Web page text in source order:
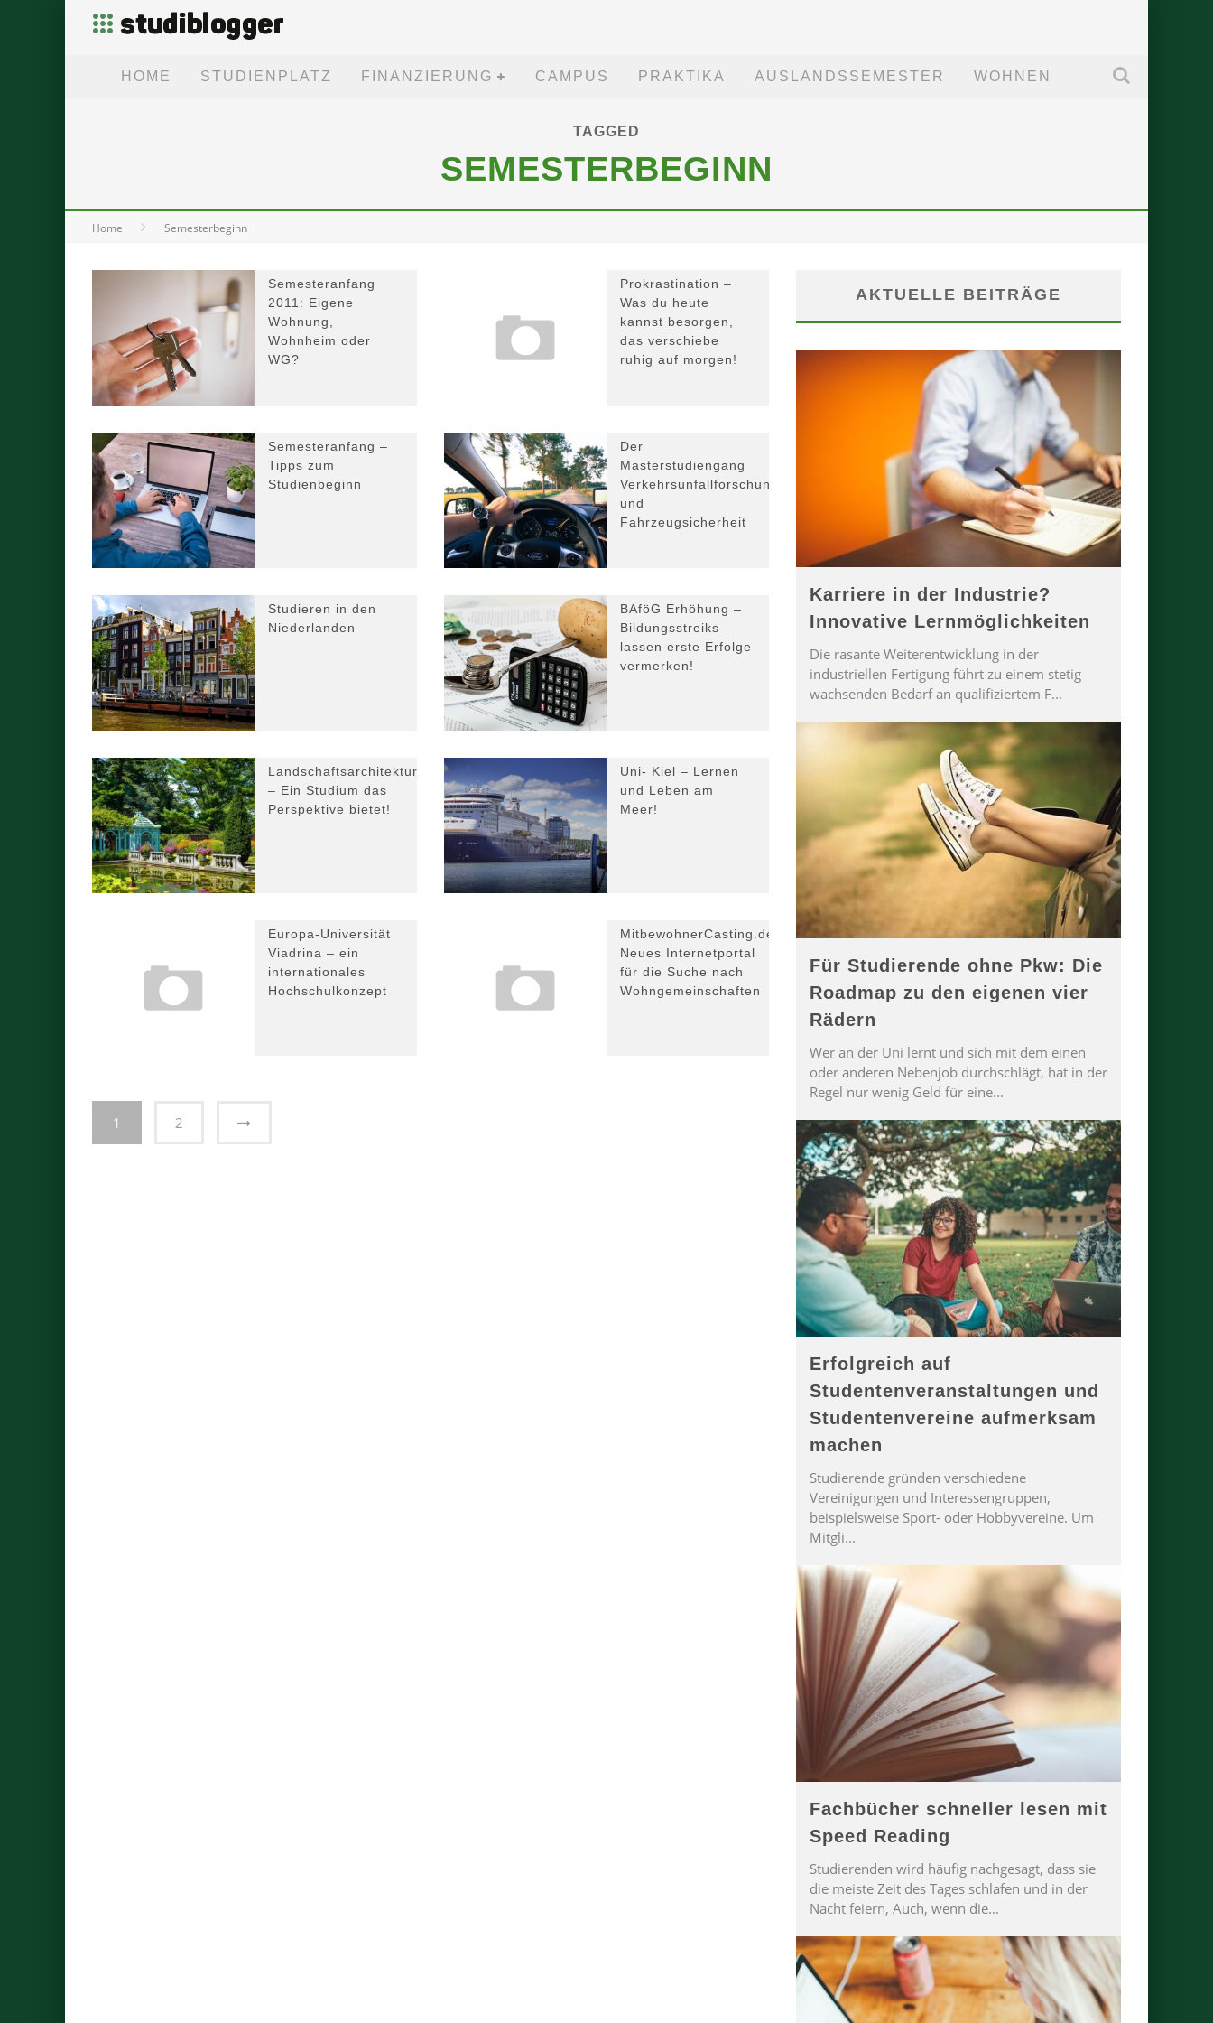
HOME STUDIENPLATZ FINANZIERUNG CAMPUS PRAKTIKA AUSLANDSSEMESTER WOHNEN
TAGGED
SEMESTERBEGINN
Home Semesterbeginn
Semesteranfang
2011: Eigene
Wohnung,
Wohnheim oder
WG?
Prokrastination –
Was du heute
kannst besorgen,
das verschiebe
ruhig auf morgen!
Semesteranfang –
Tipps zum
Studienbeginn
Der
Masterstudiengang
Verkehrsunfallforschung
und
Fahrzeugsicherheit
Studieren in den
Niederlanden
BAföG Erhöhung –
Bildungsstreiks
lassen erste Erfolge
vermerken!
Landschaftsarchitektur
– Ein Studium das
Perspektive bietet!
Uni- Kiel – Lernen
und Leben am
Meer!
Europa-Universität
Viadrina – ein
internationales
Hochschulkonzept
MitbewohnerCasting.de:
Neues Internetportal
für die Suche nach
Wohngemeinschaften
1 2
AKTUELLE BEITRÄGE
Karriere in der Industrie?
Innovative Lernmöglichkeiten
Die rasante Weiterentwicklung in der
industriellen Fertigung führt zu einem stetig
wachsenden Bedarf an qualifiziertem F...
Für Studierende ohne Pkw: Die
Roadmap zu den eigenen vier
Rädern
Wer an der Uni lernt und sich mit dem einen
oder anderen Nebenjob durchschlägt, hat in der
Regel nur wenig Geld für eine...
Erfolgreich auf
Studentenveranstaltungen und
Studentenvereine aufmerksam
machen
Studierende gründen verschiedene
Vereinigungen und Interessengruppen,
beispielsweise Sport- oder Hobbyvereine. Um
Mitgli...
Fachbücher schneller lesen mit
Speed Reading
Studierenden wird häufig nachgesagt, dass sie
die meiste Zeit des Tages schlafen und in der
Nacht feiern, Auch, wenn die...